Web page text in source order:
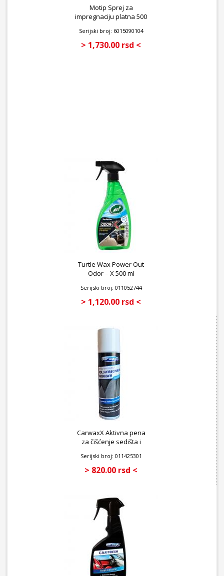
Motip Sprej za
impregnaciju platna 500
Serijski broj: 6015090104
> 1,730.00 rsd <
Turtle Wax Power Out
Odor – X 500 ml
Serijski broj: 011052744
> 1,120.00 rsd <
CarwaxX Aktivna pena
za čišćenje sedišta i
Serijski broj: 011425301
> 820.00 rsd <